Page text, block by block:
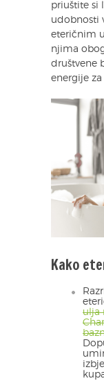
priuštite si
udobnosti
eteričnim
njima
društvene
energije
Kako
ulja